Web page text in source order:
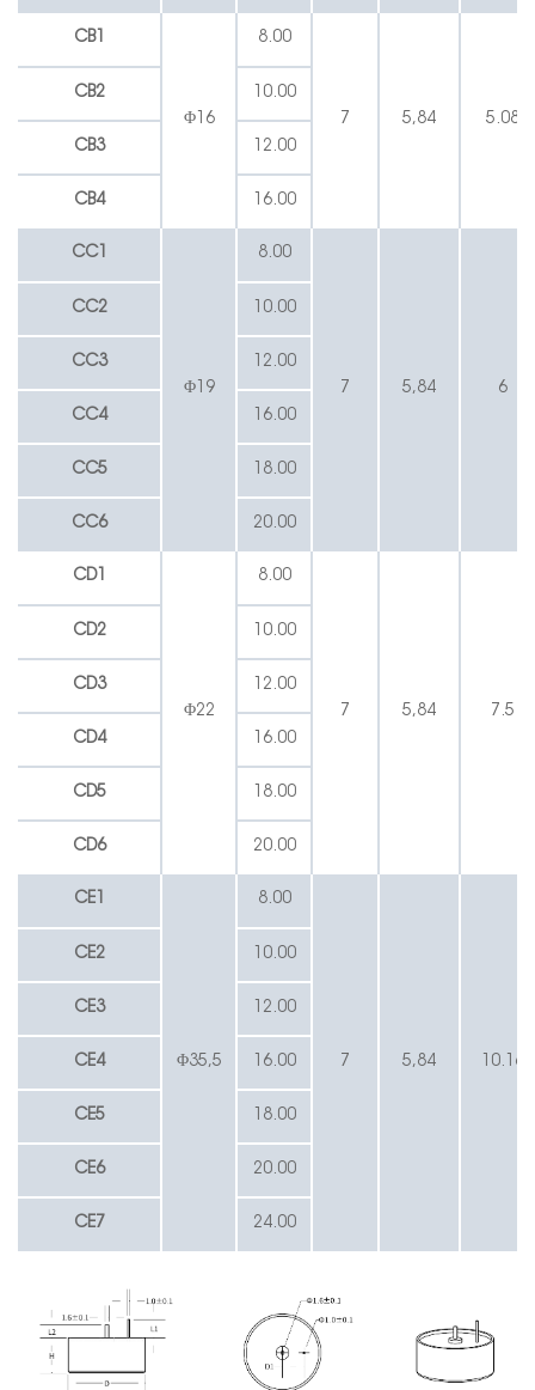
CB1
Φ16
8.00
7 5,84 5.08
CB2 10.00
CB3 12.00
CB4 16.00
CC1
Φ19
8.00
7 5,84 6
CC2 10.00
CC3 12.00
CC4 16.00
CC5 18.00
CC6 20.00
CD1
Φ22
8.00
7 5,84 7.5
CD2 10.00
CD3 12.00
CD4 16.00
CD5 18.00
CD6 20.00
CE1
Φ35,5
8.00
7 5,84 10.16
CE2 10.00
CE3 12.00
CE4 16.00
CE5 18.00
CE6 20.00
CE7 24.00